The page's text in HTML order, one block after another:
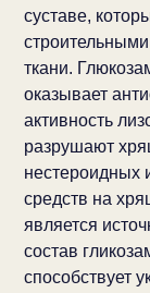
суставе,
ткани.
оказывает
активность
разрушают
нестероидных
средств на
является
состав
способствует